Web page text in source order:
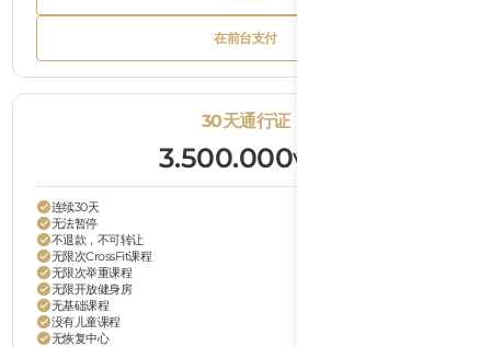
Button
Text
刷卡支付
Button
Text
在前台支付
在前台支付
30天通行证
3.500.000VND
连续30天
无法暂停
不退款，不可转让
无限次CrossFit课程
无限次举重课程
无限开放健身房
无基础课程
没有儿童课程
无恢复中心